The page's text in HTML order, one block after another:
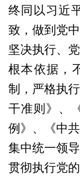
终同以习近
致，做到党
坚决执行、
根本依据，
制，严格执
干准则》、
例》、《中
集中统一领
贯彻执行党